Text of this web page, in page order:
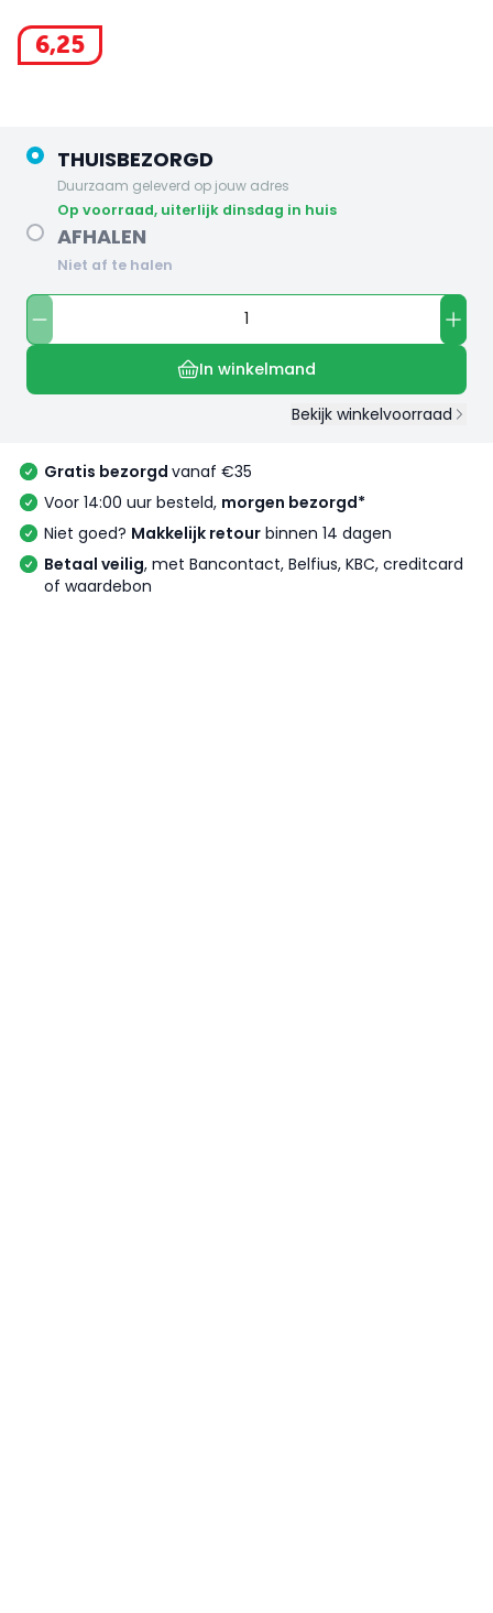
6,25
THUISBEZORGD
Duurzaam geleverd op jouw adres
op voorraad, uiterlijk dinsdag in huis
AFHALEN
Niet af te halen
In winkelmand
Bekijk winkelvoorraad
Gratis bezorgd vanaf €35
Voor 14:00 uur besteld, morgen bezorgd*
Niet goed? Makkelijk retour binnen 14 dagen
Betaal veilig, met Bancontact, Belfius, KBC, creditcard
of waardebon